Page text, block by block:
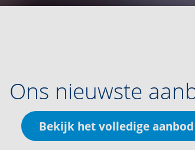
Ons nieuwste
Bekijk het volledige aanbod